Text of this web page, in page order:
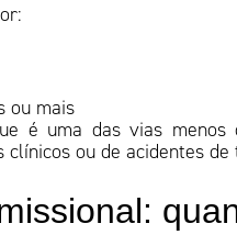
ou mais
é uma das vias menos
ou de acidentes de